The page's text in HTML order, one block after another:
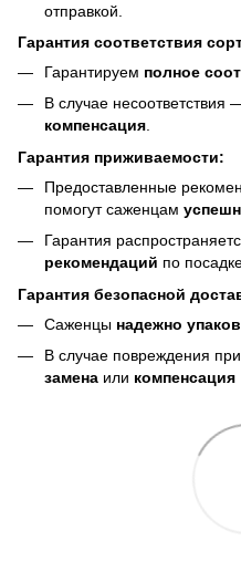
отправкой.
Гарантия соответствия
Гарантируем полное
В случае несоответствия
компенсация.
Гарантия приживаемости:
Предоставленные
помогут саженцам
Гарантия
рекомендаций по
Гарантия безопасной
Саженцы надежно
В случае повреждения
замена или компенсация